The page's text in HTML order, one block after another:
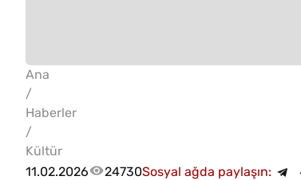
Ana
/
Haberler
/
Kültür
11.02.2026
24730Sosyal ağda paylaşın: